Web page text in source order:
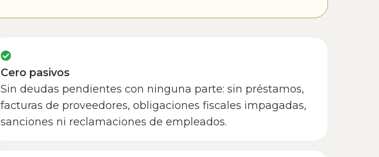
Cero pasivos
Sin deudas pendientes con ninguna parte: sin préstamos,
facturas de proveedores, obligaciones fiscales impagadas,
sanciones ni reclamaciones de empleados.